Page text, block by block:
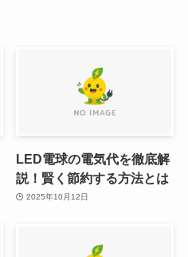
LED電球の電気代を徹底解
説！賢く節約する方法とは
2025年10月12日